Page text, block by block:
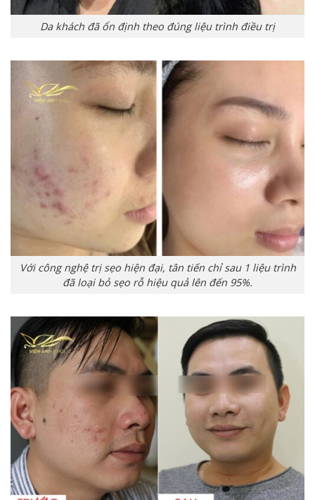
Da khách đã ổn định theo đúng liệu trình điều trị
Với công nghệ trị sẹo hiện đại, tân tiến chỉ sau 1 liệu trình
đã loại bỏ sẹo rỗ hiệu quả lên đến 95%.